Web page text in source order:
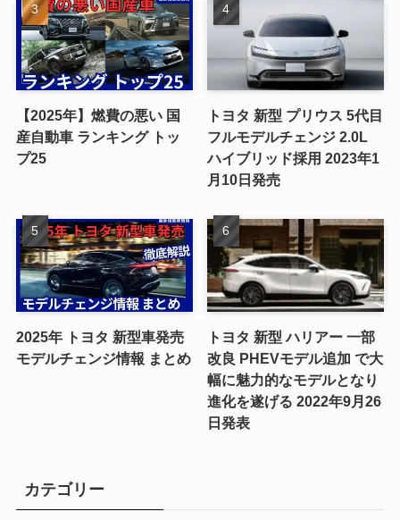
【2025年】燃費の悪い 国
産自動車 ランキング トッ
プ25
トヨタ 新型 プリウス 5代目
フルモデルチェンジ 2.0L
ハイブリッド採用 2023年1
月10日発売
2025年 トヨタ 新型車発売
モデルチェンジ情報 まとめ
トヨタ 新型 ハリアー 一部
改良 PHEVモデル追加 で大
幅に魅力的なモデルとなり
進化を遂げる 2022年9月26
日発表
カテゴリー